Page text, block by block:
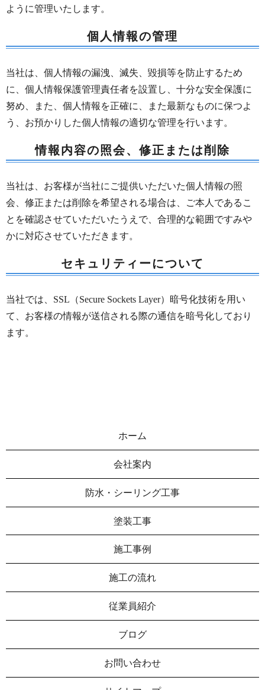
ように管理いたします。
個人情報の管理
当社は、個人情報の漏洩、滅失、毀損等を防止するため
に、個人情報保護管理責任者を設置し、十分な安全保護に
努め、また、個人情報を正確に、また最新なものに保つよ
う、お預かりした個人情報の適切な管理を行います。
情報内容の照会、修正または削除
当社は、お客様が当社にご提供いただいた個人情報の照
会、修正または削除を希望される場合は、ご本人であるこ
とを確認させていただいたうえで、合理的な範囲ですみや
かに対応させていただきます。
セキュリティーについて
当社では、SSL（Secure Sockets Layer）暗号化技術を用い
て、お客様の情報が送信される際の通信を暗号化しており
ます。
ホーム
会社案内
防水・シーリング工事
塗装工事
施工事例
施工の流れ
従業員紹介
ブログ
お問い合わせ